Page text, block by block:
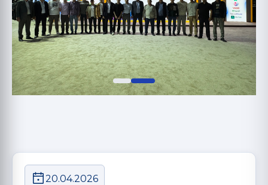
20.04.2026